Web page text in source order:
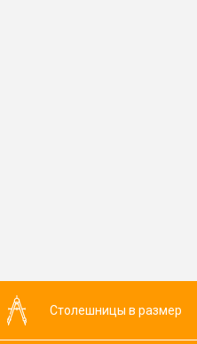
Столешницы в размер